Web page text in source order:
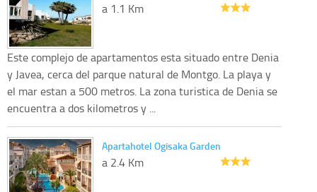
a 1.1 Km
Este complejo de apartamentos esta situado entre Denia
y Javea, cerca del parque natural de Montgo. La playa y
el mar estan a 500 metros. La zona turistica de Denia se
encuentra a dos kilometros y ...
Apartahotel Ogisaka Garden
a 2.4 Km